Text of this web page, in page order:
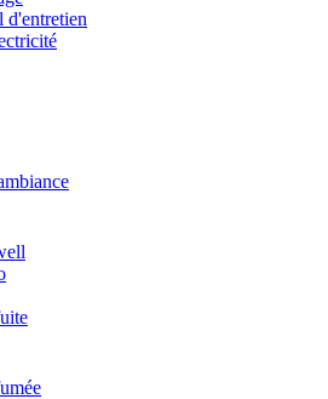
d'entretien